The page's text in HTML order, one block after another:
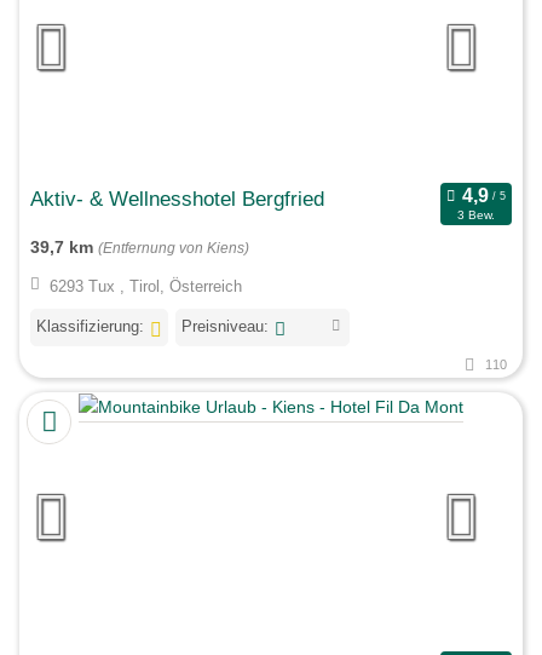
Aktiv- & Wellnesshotel Bergfried
3 Bew.
39,7 km (Entfernung von Kiens)
6293 Tux , Tirol, Österreich
Klassifizierung: Preisniveau:
110